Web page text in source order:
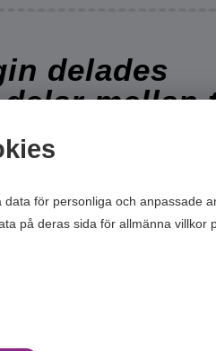
för personliga och anpassade
på deras sida för allmänna villkor
delades
mellan